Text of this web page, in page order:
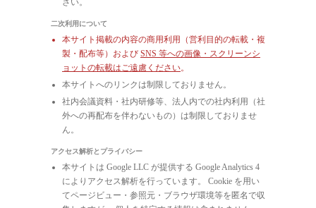
二次利用について
本サイト掲載の内容の商用利用（営利目的の転載・複
製・配布等）および SNS 等への画像・スクリーンシ
ョットの転載はご遠慮ください。
本サイトへのリンクは制限しておりません。
社内会議資料・社内研修等、法人内での社内利用（社
外への再配布を伴わないもの）は制限しておりませ
ん。
アクセス解析とプライバシー
本サイトは Google LLC が提供する Google Analytics 4
によりアクセス解析を行っています。 Cookie を用い
てページビュー・参照元・ブラウザ環境等を匿名で収